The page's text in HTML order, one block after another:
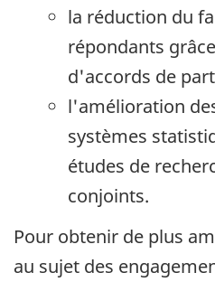
la réduction du
répondants
d'accords de
l'amélioration
systèmes
études de
conjoints.
Pour obtenir de plus
au sujet des